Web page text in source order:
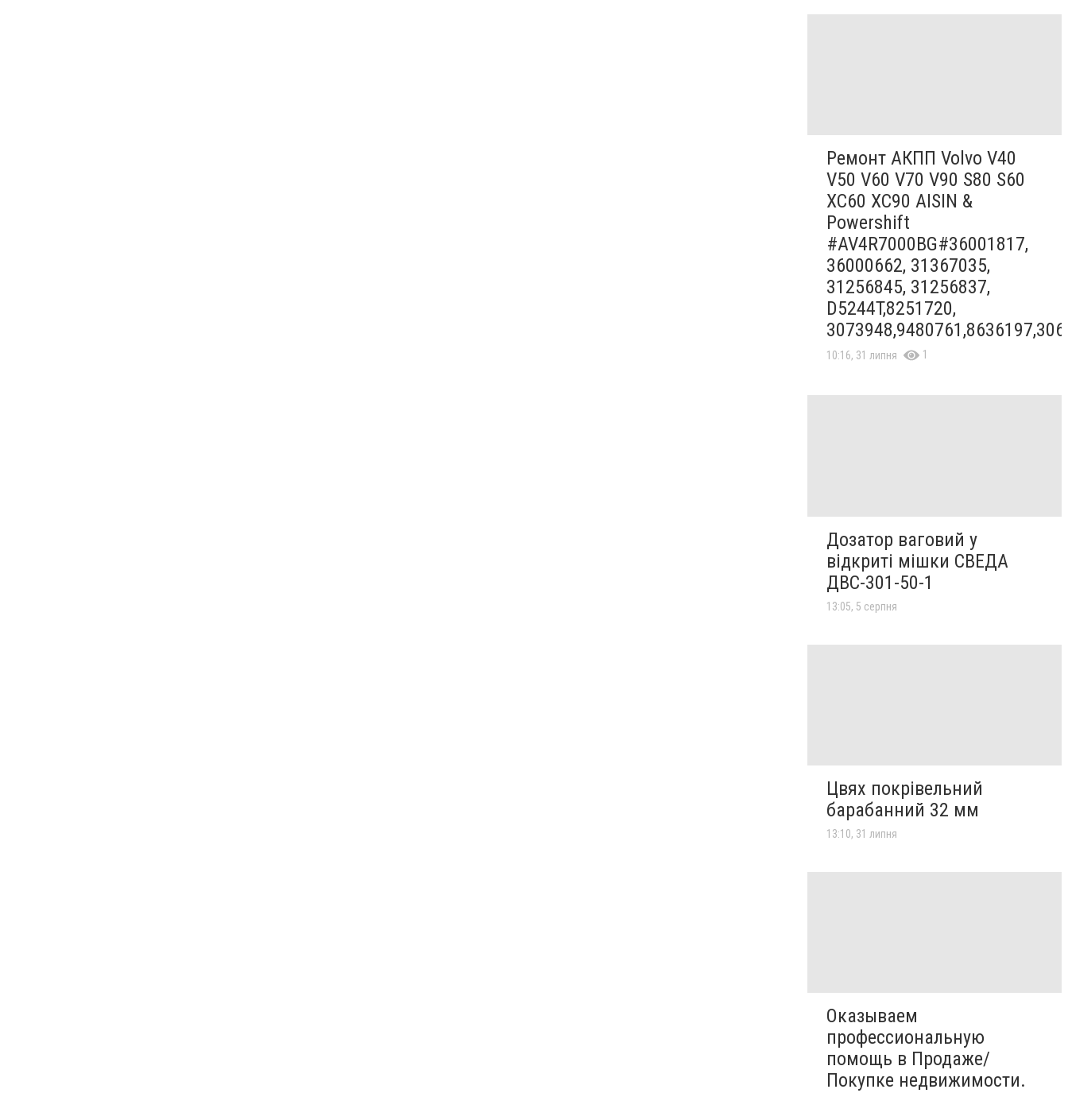
Ремонт АКПП Volvo V40
V50 V60 V70 V90 S80 S60
XC60 XC90 AISIN &
Powershift
#AV4R7000BG#36001817,
36000662, 31367035,
31256845, 31256837,
D5244T,8251720,
10:16, 31 липня 1
Дозатор ваговий у
відкриті мішки СВЕДА
ДВС-301-50-1
13:05, 5 серпня
Цвях покрівельний
барабанний 32 мм
13:10, 31 липня
Оказываем
профессиональную
помощь в Продаже/
Покупке недвижимости.